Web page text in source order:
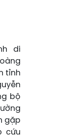
di
tỉnh
bộ
gặp
cứu